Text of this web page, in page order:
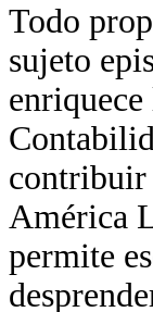
Todo
sujeto
contribuir
América
permite